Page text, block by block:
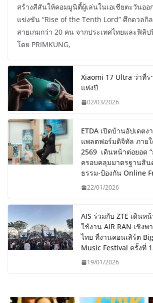
สร้างสีสันให้คอมมูนิตี้ผู้เล่นในเอเชียตะวันออ
แข่งขัน “Rise of the Tenth Lord” ศึกดวลกิ
สายเกมกว่า 20 คน จากประเทศไทยและฟิลิ
โดย PRIMKUNG,
Xiaomi 17 Ultra ว่าที่
แห่งปี
02/03/2026
ETDA เปิดบ้านอัปเดต
แพลตฟอร์มดิจิทัล ภาย
2569 เดินหน้าต่อยอด
ครอบคลุมมาตรฐานสิ
ธรรม-ป้องกัน Online
22/01/2026
AIS ร่วมกับ ZTE เดินห
ใช้งาน AIR RAN เชิง
ไทย ที่งานคอนเสิร์ต
Music Festival ครั้งที่
19/01/2026